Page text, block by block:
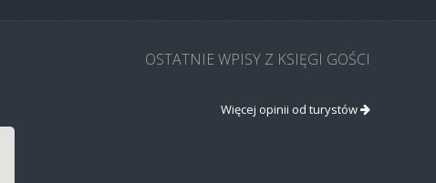
OSTATNIE WPISY Z KSIĘGI GOŚCI
Więcej opinii od turystów